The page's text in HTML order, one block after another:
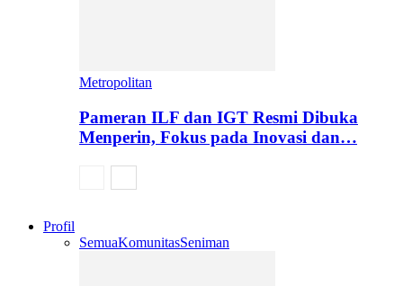
Metropolitan
Pameran ILF dan IGT Resmi Dibuka
Menperin, Fokus pada Inovasi dan…
Profil
SemuaKomunitasSeniman